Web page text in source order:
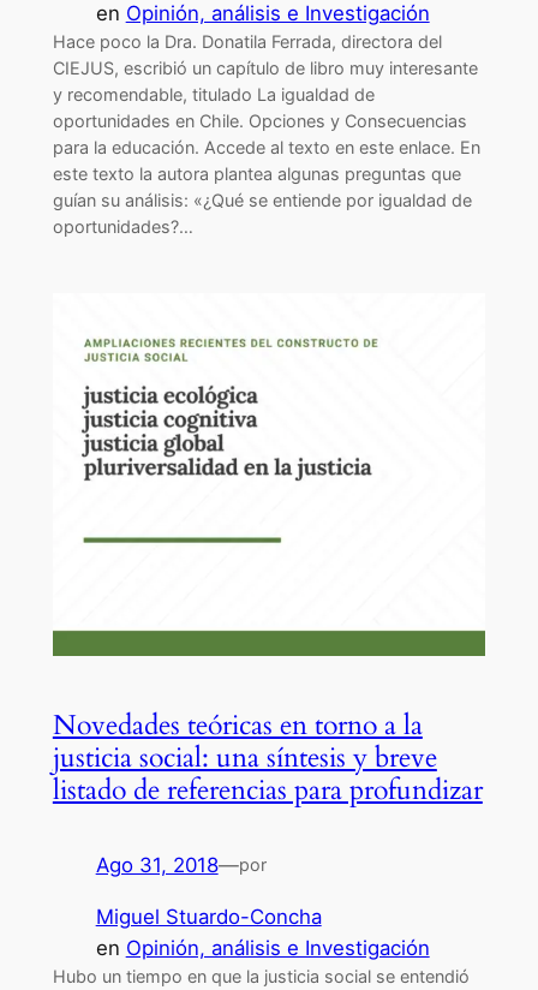
en Opinión, análisis e Investigación
Hace poco la Dra. Donatila Ferrada, directora del
CIEJUS, escribió un capítulo de libro muy interesante
y recomendable, titulado La igualdad de
oportunidades en Chile. Opciones y Consecuencias
para la educación. Accede al texto en este enlace. En
este texto la autora plantea algunas preguntas que
guían su análisis: «¿Qué se entiende por igualdad de
oportunidades?…
Novedades teóricas en torno a la
justicia social: una síntesis y breve
listado de referencias para profundizar
Ago 31, 2018—por
Miguel Stuardo-Concha
en Opinión, análisis e Investigación
Hubo un tiempo en que la justicia social se entendió